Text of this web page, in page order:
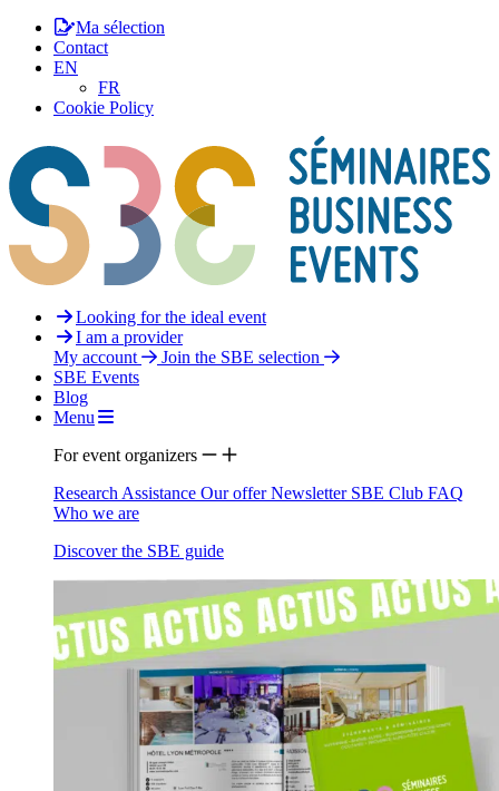
Ma sélection
Contact
EN
FR
Cookie Policy
Looking for the ideal event
I am a provider
My account
Join the SBE selection
SBE Events
Blog
Menu
For event organizers
Research Assistance Our offerNewsletter SBE Club FAQ
Who we are
Discover the SBE guide